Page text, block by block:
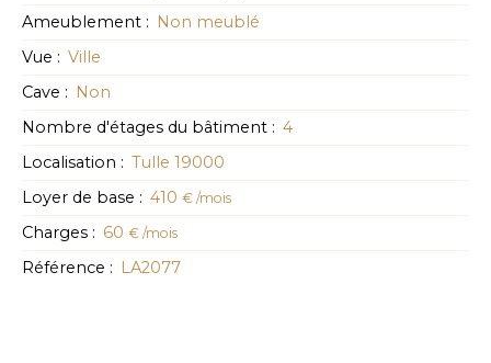
Ameublement : Non meublé
Vue : Ville
Cave : Non
Nombre d'étages du bâtiment : 4
Localisation : Tulle 19000
Loyer de base : 410 € /mois
Charges : 60 € /mois
Référence : LA2077